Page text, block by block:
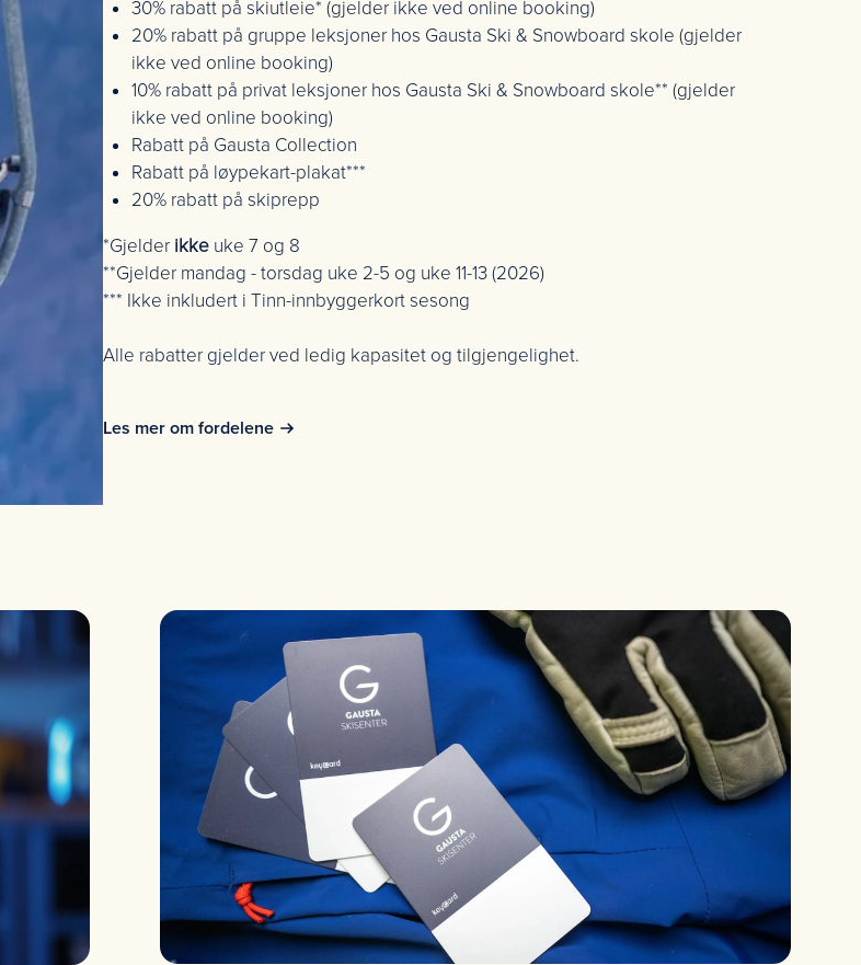
30% rabatt på skiutleie* (gjelder ikke ved online booking)
20% rabatt på gruppe leksjoner hos Gausta Ski & Snowboard skole (gjelder
ikke ved online booking)
10% rabatt på privat leksjoner hos Gausta Ski & Snowboard skole** (gjelder
ikke ved online booking)
Rabatt på Gausta Collection
Rabatt på løypekart-plakat***
20% rabatt på skiprepp
*Gjelder ikke uke 7 og 8
**Gjelder mandag - torsdag uke 2-5 og uke 11-13 (2026)
*** Ikke inkludert i Tinn-innbyggerkort sesong
Alle rabatter gjelder ved ledig kapasitet og tilgjengelighet.
Les mer om fordelene